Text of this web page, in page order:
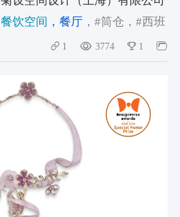
饮空间 ，餐厅，#筒仓 ，#西班
1 3774 1